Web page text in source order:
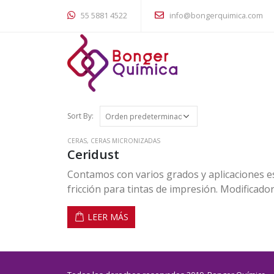
55 5881 4522 info@bongerquimica.com
Sort By:
CERAS, CERAS MICRONIZADAS
Ceridust
Contamos con varios grados y aplicaciones
fricción para tintas de impresión.
recubrimientos. Lubricante y ayuda de
de pigmento en PE y PP.
LEER MÁS